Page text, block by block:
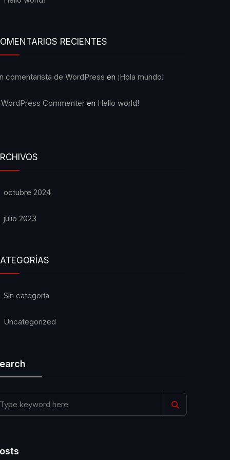
RECIENTES
comentarista de WordPress en ¡Hola mundo!
Commenter en Hello world!
octubre 2024
julio 2023
Sin categoría
Uncategorized